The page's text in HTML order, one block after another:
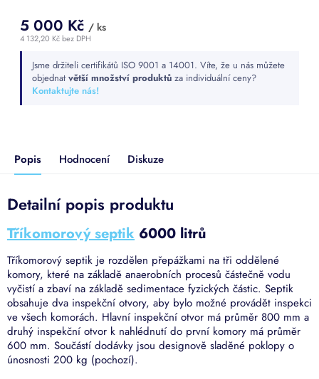
5 000 Kč / ks
4 132,20 Kč bez DPH
cena:Jsme držiteli certifikátů ISO 9001 a 14001. Víte, že u nás můžete
objednat větší množství produktů za individuální ceny?
Kontaktujte nás!
Popis Hodnocení Diskuze
Detailní popis produktu
Tříkomorový septik 6000 litrů
Tříkomorový septik je rozdělen přepážkami na tři oddělené
komory, které na základě anaerobních procesů částečně vodu
vyčistí a zbaví na základě sedimentace fyzických částic. Septik
obsahuje dva inspekční otvory, aby bylo možné provádět inspekci
ve všech komorách. Hlavní inspekční otvor má průměr 800 mm a
druhý inspekční otvor k nahlédnutí do první komory má průměr
600 mm. Součástí dodávky jsou designově sladěné poklopy o
únosnosti 200 kg (pochozí).